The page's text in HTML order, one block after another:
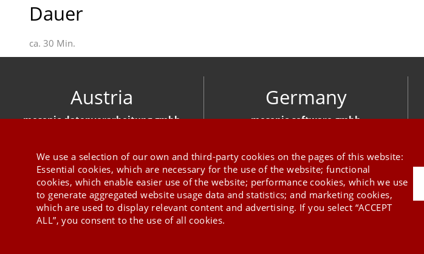
Dauer
ca. 30 Min.
Austria
mesonic datenverarbeitung gmbh
Germany
mesonic software gmbh
We use a selection of our own and third-party cookies on the pages of this website:
Essential cookies, which are necessary for the use of the website; functional
cookies, which enable easier use of the website; performance cookies, which we use
to generate aggregated website usage data and statistics; and marketing cookies,
which are used to display relevant content and advertising. If you select “ACCEPT
ALL”, you consent to the use of all cookies.